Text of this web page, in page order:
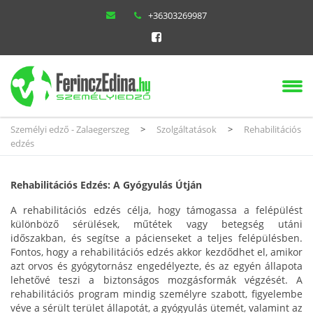
+36303269987
Személyi edző - Zalaegerszeg > Szolgáltatások >
Rehabilitációs
edzés
Rehabilitációs Edzés: A Gyógyulás Útján
A rehabilitációs edzés célja, hogy támogassa a felépülést
különböző sérülések, műtétek vagy betegség utáni
időszakban, és segítse a pácienseket a teljes felépülésben.
Fontos, hogy a rehabilitációs edzés akkor kezdődhet el, amikor
azt orvos és gyógytornász engedélyezte, és az egyén állapota
lehetővé teszi a biztonságos mozgásformák végzését. A
rehabilitációs program mindig személyre szabott, figyelembe
véve a sérült terület állapotát, a gyógyulás ütemét, valamint az